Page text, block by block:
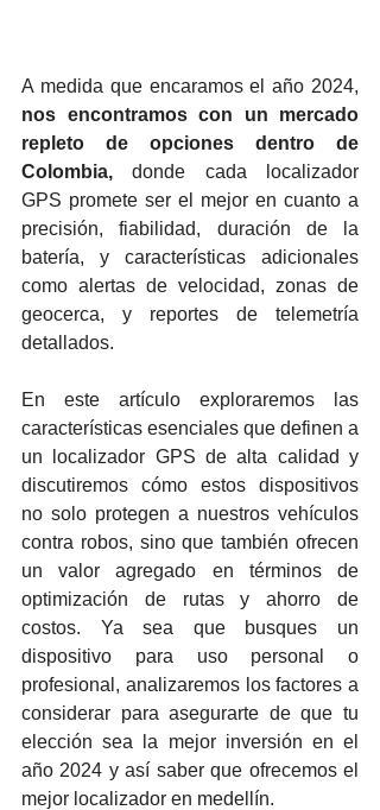
nos encontramos con un mercado
repleto de opciones dentro de
Colombia, donde cada localizador
GPS promete ser el mejor en cuanto a
precisión, fiabilidad, duración de la
batería, y características adicionales
como alertas de velocidad, zonas de
geocerca, y reportes de telemetría
detallados.
En este artículo exploraremos las
características esenciales que definen a
un localizador GPS de alta calidad y
discutiremos cómo estos dispositivos
no solo protegen a nuestros vehículos
contra robos, sino que también ofrecen
un valor agregado en términos de
optimización de rutas y ahorro de
costos. Ya sea que busques un
dispositivo para uso personal o
profesional, analizaremos los factores a
considerar para asegurarte de que tu
elección sea la mejor inversión en el
año 2024 y así saber que ofrecemos el
mejor localizador en medellín.